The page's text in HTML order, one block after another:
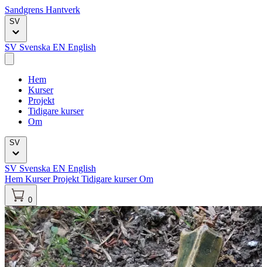
Sandgrens Hantverk
SV
SV Svenska EN English
Hem
Kurser
Projekt
Tidigare kurser
Om
SV
SV Svenska EN English
Hem KurserProjekt Tidigare kurserOm
0